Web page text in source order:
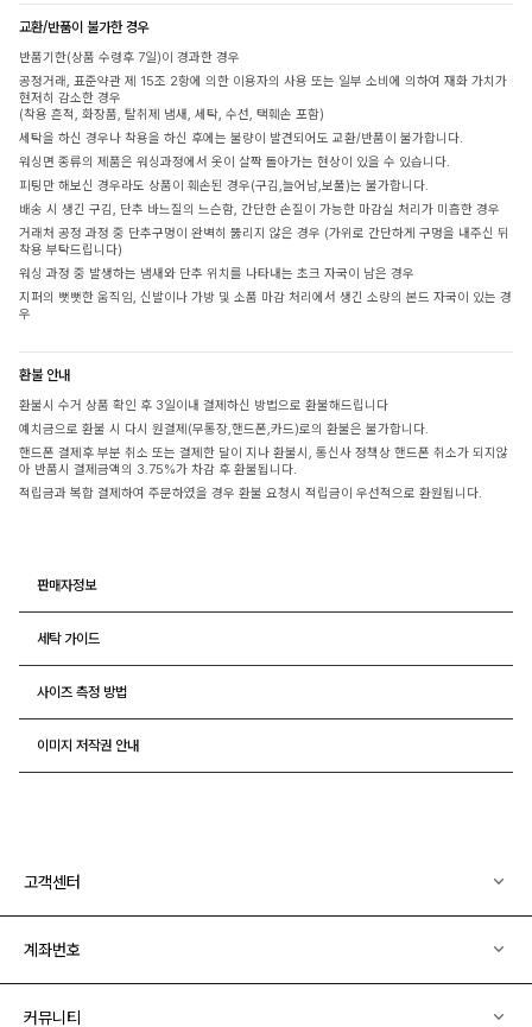
교환/반품이 불가한 경우
반품기한(상품 수령후 7일)이 경과한 경우
공정거래, 표준약관 제 15조 2항에 의한 이용자의 사용 또는 일부 소비에 의하여 재화 가치가
현저히 감소한 경우
(착용 흔적, 화장품, 탈취제 냄새, 세탁, 수선, 택훼손 포함)
세탁을 하신 경우나 착용을 하신 후에는 불량이 발견되어도 교환/반품이 불가합니다.
워싱면 종류의 제품은 워싱과정에서 옷이 살짝 돌아가는 현상이 있을 수 있습니다.
피팅만 해보신 경우라도 상품이 훼손된 경우(구김,늘어남,보풀)는 불가합니다.
배송 시 생긴 구김, 단추 바느질의 느슨함, 간단한 손질이 가능한 마감실 처리가 미흡한 경우
거래처 공정 과정 중 단추구멍이 완벽히 뚫리지 않은 경우 (가위로 간단하게 구멍을 내주신 뒤
착용 부탁드립니다)
워싱 과정 중 발생하는 냄새와 단추 위치를 나타내는 초크 자국이 남은 경우
지퍼의 뻣뻣한 움직임, 신발이나 가방 및 소품 마감 처리에서 생긴 소량의 본드 자국이 있는 경
우
환불 안내
환불시 수거 상품 확인 후 3일이내 결제하신 방법으로 환불해드립니다
예치금으로 환불 시 다시 원결제(무통장,핸드폰,카드)로의 환불은 불가합니다.
핸드폰 결제후 부분 취소 또는 결제한 달이 지나 환불시, 통신사 정책상 핸드폰 취소가 되지않
아 반품시 결제금액의 3.75%가 차감 후 환불됩니다.
적립금과 복합 결제하여 주문하였을 경우 환불 요청시 적립금이 우선적으로 환원됩니다.
판매자정보
세탁 가이드
사이즈 측정 방법
이미지 저작권 안내
고객센터
계좌번호
커뮤니티